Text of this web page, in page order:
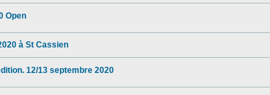
Open
à St Cassien
12/13 septembre 2020